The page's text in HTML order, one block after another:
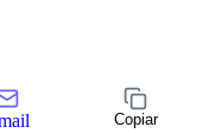
Copiar